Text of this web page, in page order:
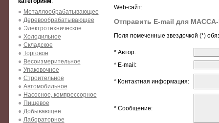
Металлообрабатывающее
Деревообрабатывающее
Электротехническое
Холодильное
Складское
Торговое
Весоизмерительное
Упаковочное
Строительное
Автомобильное
Насосное, компрессорное
Пищевое
Добывающее
Лабораторное
Web-сайт:
Отправить E-mail для
Поля помеченные звездочкой (*)
* Автор:
* E-mail:
* Контактная информация:
* Сообщение: